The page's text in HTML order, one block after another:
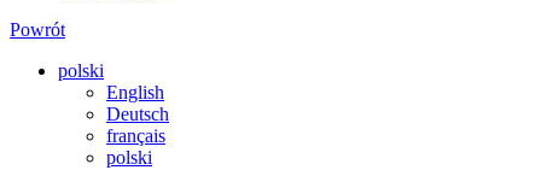
Powrót
polski
English
Deutsch
français
polski